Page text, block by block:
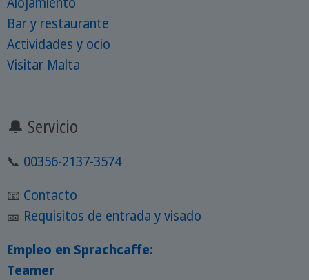
Bar y restaurante
Actividades y ocio
Visitar Malta
🔔 Servicio
📞 00356-2137-3574
📧 Contacto
🎫 Requisitos de entrada y visado
Empleo en Sprachcaffe:
Teamer